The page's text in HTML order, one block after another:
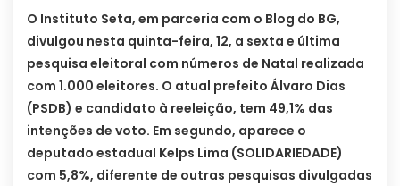
O Instituto Seta, em parceria com o Blog do BG,
divulgou nesta quinta-feira, 12, a sexta e última
pesquisa eleitoral com números de Natal realizada
com 1.000 eleitores. O atual prefeito Álvaro Dias
(PSDB) e candidato à reeleição, tem 49,1% das
intenções de voto. Em segundo, aparece o
deputado estadual Kelps Lima (SOLIDARIEDADE)
com 5,8%, diferente de outras pesquisas divulgadas